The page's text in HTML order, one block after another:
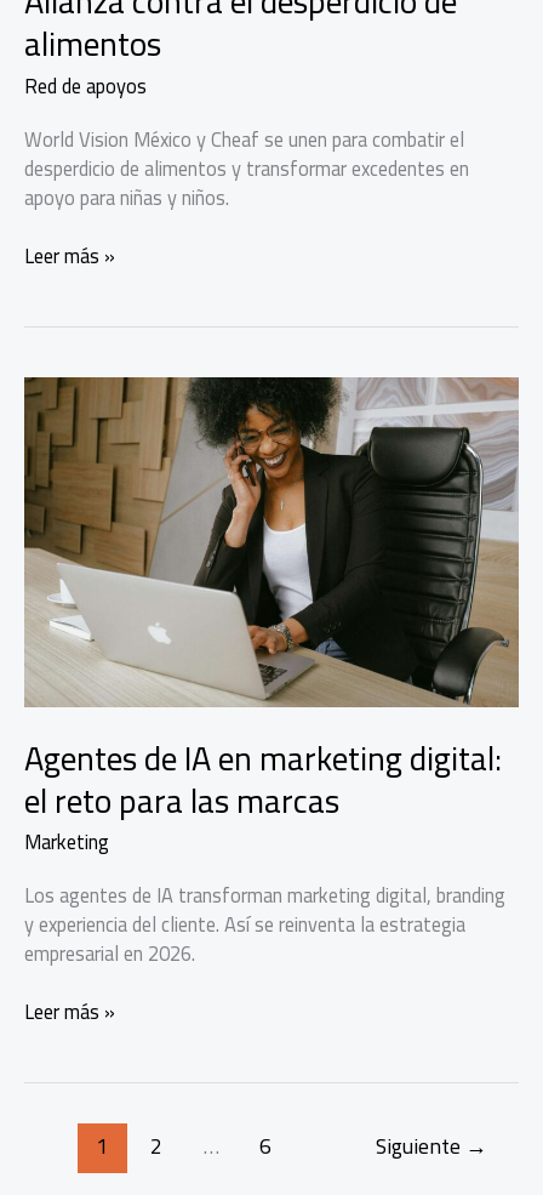
alimentos
Red de apoyos
World Vision México y Cheaf se unen para combatir el
desperdicio de alimentos y transformar excedentes en
apoyo para niñas y niños.
Alianza
de
alimentos
Leer más »
Agentes de IA en marketing digital:
el reto para las marcas
Marketing
Los agentes de IA transforman marketing digital, branding
y experiencia del cliente. Así se reinventa la estrategia
empresarial en 2026.
Agentes
marketing
Leer más »
1 2 … 6 Siguiente →